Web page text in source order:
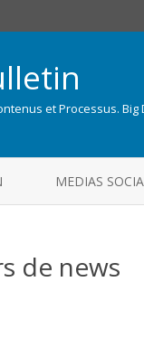
et Processus. Big
MEDIAS
de news